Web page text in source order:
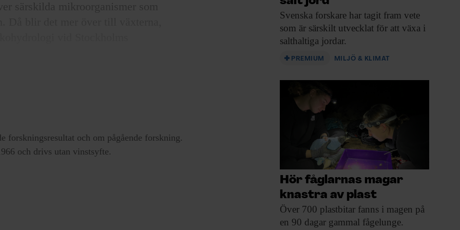
han studerat sandområden där
än en tiondel fosfor jämfört
Medelhavet. Studien är
all
forskningsresultat och om pågående forskning.
och drivs utan vinstsyfte.
Svenska forskare har tagit fram vete
som är särskilt utvecklat för att växa i
salthaltiga jordar.
PREMIUM MILJÖ & KLIMAT
Hör fåglarnas magar
knastra av plast
Över 700 plastbitar fanns i magen på
en 90 dagar gammal fågelunge.